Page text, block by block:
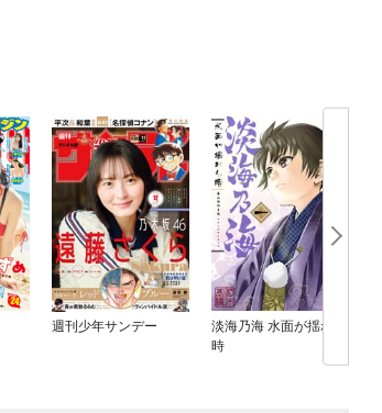
週刊少年サンデー
淡海乃海 水面が揺れる
時